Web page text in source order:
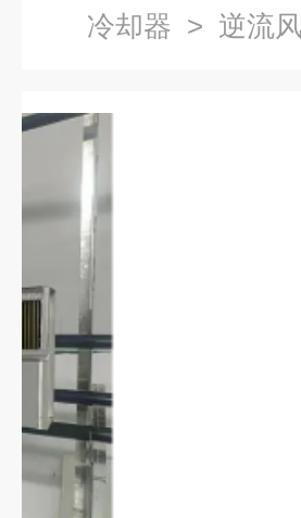
冷却器 > 逆流